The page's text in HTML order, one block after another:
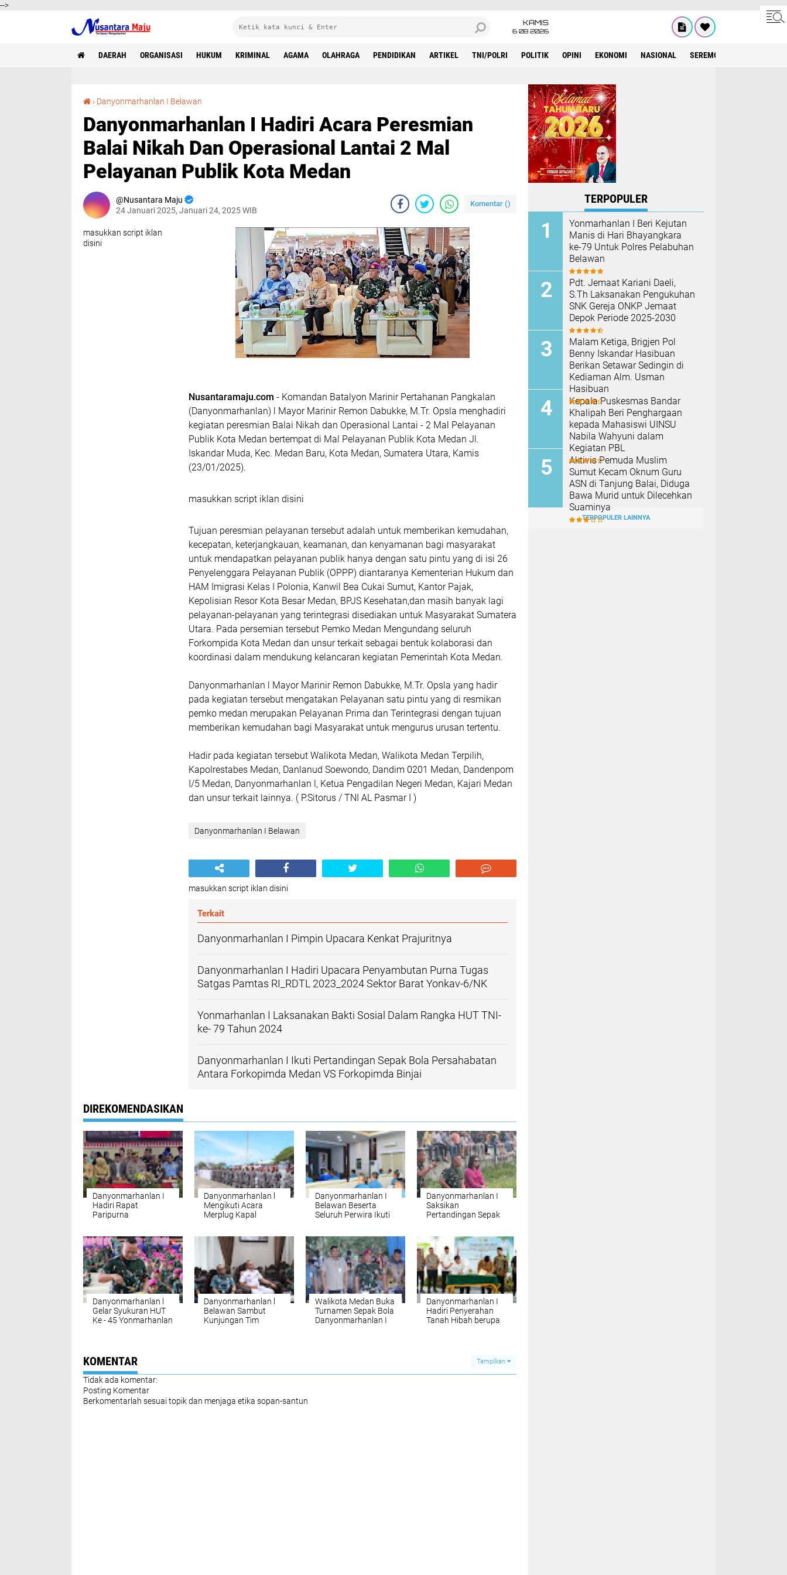
-->
KAMIS
6 08 2026
DAERAH ORGANISASI HUKUM KRIMINAL AGAMA OLAHRAGA PENDIDIKAN ARTIKEL TNI/POLRI POLITIK OPINI EKONOMI NASIONAL SEREMONIAL
› Danyonmarhanlan I Belawan
Danyonmarhanlan I Hadiri Acara Peresmian
Balai Nikah Dan Operasional Lantai 2 Mal
Pelayanan Publik Kota Medan
Nusantara Maju
24 Januari 2025, Januari 24, 2025 WIB
Komentar ()
masukkan script iklan
disini
Nusantaramaju.com - Komandan Batalyon Marinir Pertahanan Pangkalan
(Danyonmarhanlan) l Mayor Marinir Remon Dabukke, M.Tr. Opsla menghadiri
kegiatan peresmian Balai Nikah dan Operasional Lantai - 2 Mal Pelayanan
Publik Kota Medan bertempat di Mal Pelayanan Publik Kota Medan Jl.
Iskandar Muda, Kec. Medan Baru, Kota Medan, Sumatera Utara, Kamis
(23/01/2025).
masukkan script iklan disini
Tujuan peresmian pelayanan tersebut adalah untuk memberikan kemudahan,
kecepatan, keterjangkauan, keamanan, dan kenyamanan bagi masyarakat
untuk mendapatkan pelayanan publik hanya dengan satu pintu yang di isi 26
Penyelenggara Pelayanan Publik (OPPP) diantaranya Kementerian Hukum dan
HAM Imigrasi Kelas I Polonia, Kanwil Bea Cukai Sumut, Kantor Pajak,
Kepolisian Resor Kota Besar Medan, BPJS Kesehatan,dan masih banyak lagi
pelayanan-pelayanan yang terintegrasi disediakan untuk Masyarakat Sumatera
Utara. Pada persemian tersebut Pemko Medan Mengundang seluruh
Forkompida Kota Medan dan unsur terkait sebagai bentuk kolaborasi dan
koordinasi dalam mendukung kelancaran kegiatan Pemerintah Kota Medan.
Danyonmarhanlan l Mayor Marinir Remon Dabukke, M.Tr. Opsla yang hadir
pada kegiatan tersebut mengatakan Pelayanan satu pintu yang di resmikan
pemko medan merupakan Pelayanan Prima dan Terintegrasi dengan tujuan
memberikan kemudahan bagi Masyarakat untuk mengurus urusan tertentu.
Hadir pada kegiatan tersebut Walikota Medan, Walikota Medan Terpilih,
Kapolrestabes Medan, Danlanud Soewondo, Dandim 0201 Medan, Dandenpom
I/5 Medan, Danyonmarhanlan l, Ketua Pengadilan Negeri Medan, Kajari Medan
dan unsur terkait lainnya. ( P.Sitorus / TNI AL Pasmar I )
Danyonmarhanlan I Belawan
masukkan script iklan disini
Terkait
Danyonmarhanlan I Pimpin Upacara Kenkat Prajuritnya
Danyonmarhanlan I Hadiri Upacara Penyambutan Purna Tugas
Satgas Pamtas RI_RDTL 2023_2024 Sektor Barat Yonkav-6/NK
Yonmarhanlan I Laksanakan Bakti Sosial Dalam Rangka HUT TNI-
ke- 79 Tahun 2024
Danyonmarhanlan I Ikuti Pertandingan Sepak Bola Persahabatan
Antara Forkopimda Medan VS Forkopimda Binjai
DIREKOMENDASIKAN
Danyonmarhanlan I
Hadiri Rapat
Paripurna
Medan
Danyonmarhanlan l
Mengikuti Acara
Merplug Kapal
Laksamana
Muhammad Amin F-
136 dan KD Jerai - 1
Danyonmarhanlan I
Belawan Beserta
Seluruh Perwira Ikuti
Komando oleh
Kaskoarmada RI di
Mako Lantamal l
Danyonmarhanlan I
Saksikan
Pertandingan Sepak
Danyonmarhanlan l
Gelar Syukuran HUT
Ke - 45 Yonmarhanlan
Danyonmarhanlan l
Belawan Sambut
Kunjungan Tim
Walikota Medan Buka
Turnamen Sepak Bola
Danyonmarhanlan I
Danyonmarhanlan I
Hadiri Penyerahan
Tanah Hibah berupa
KOMENTAR Tampilkan
Tidak ada komentar:
Posting Komentar
Berkomentarlah sesuai topik dan menjaga etika sopan-santun
TERPOPULER
Yonmarhanlan I Beri Kejutan
Manis di Hari Bhayangkara
ke-79 Untuk Polres Pelabuhan
Belawan
Pdt. Jemaat Kariani Daeli,
S.Th Laksanakan Pengukuhan
SNK Gereja ONKP Jemaat
Depok Periode 2025-2030
Malam Ketiga, Brigjen Pol
Benny Iskandar Hasibuan
Berikan Setawar Sedingin di
Kediaman Alm. Usman
Hasibuan
Kepala Puskesmas Bandar
Khalipah Beri Penghargaan
kepada Mahasiswi UINSU
Nabila Wahyuni dalam
Kegiatan PBL
Aktivis Pemuda Muslim
Sumut Kecam Oknum Guru
ASN di Tanjung Balai, Diduga
Bawa Murid untuk Dilecehkan
Suaminya
TERPOPULER LAINNYA